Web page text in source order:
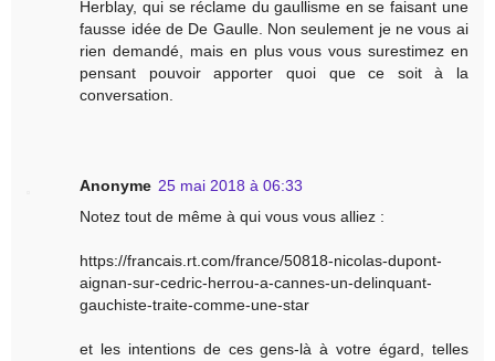
Herblay, qui se réclame du gaullisme en se faisant une
fausse idée de De Gaulle. Non seulement je ne vous ai
rien demandé, mais en plus vous vous surestimez en
pensant pouvoir apporter quoi que ce soit à la
conversation.
Anonyme 25 mai 2018 à 06:33
Notez tout de même à qui vous vous alliez :
https://francais.rt.com/france/50818-nicolas-dupont-
aignan-sur-cedric-herrou-a-cannes-un-delinquant-
gauchiste-traite-comme-une-star
et les intentions de ces gens-là à votre égard, telles